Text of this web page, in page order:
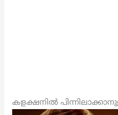
കളക്ഷനിൽ